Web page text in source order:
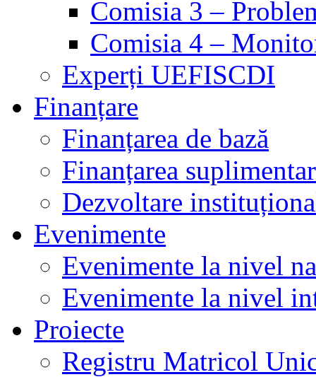
Comisia 3 –
Comisia 4 –
Experți UEFISCDI
Finanțare
Finanțarea de bază
Finanțarea
Dezvoltare
Evenimente
Evenimente la nivel
Evenimente la nivel
Proiecte
Registru Matricol